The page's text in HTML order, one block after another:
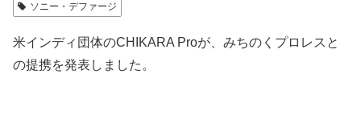
ソニー・デファージ
米インディ団体のCHIKARA Proが、みちのくプロレスと
の提携を発表しました。